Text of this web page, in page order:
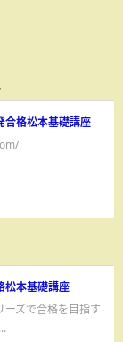
合格松本基礎講座
松本基礎講座
ーズで合格を目指す